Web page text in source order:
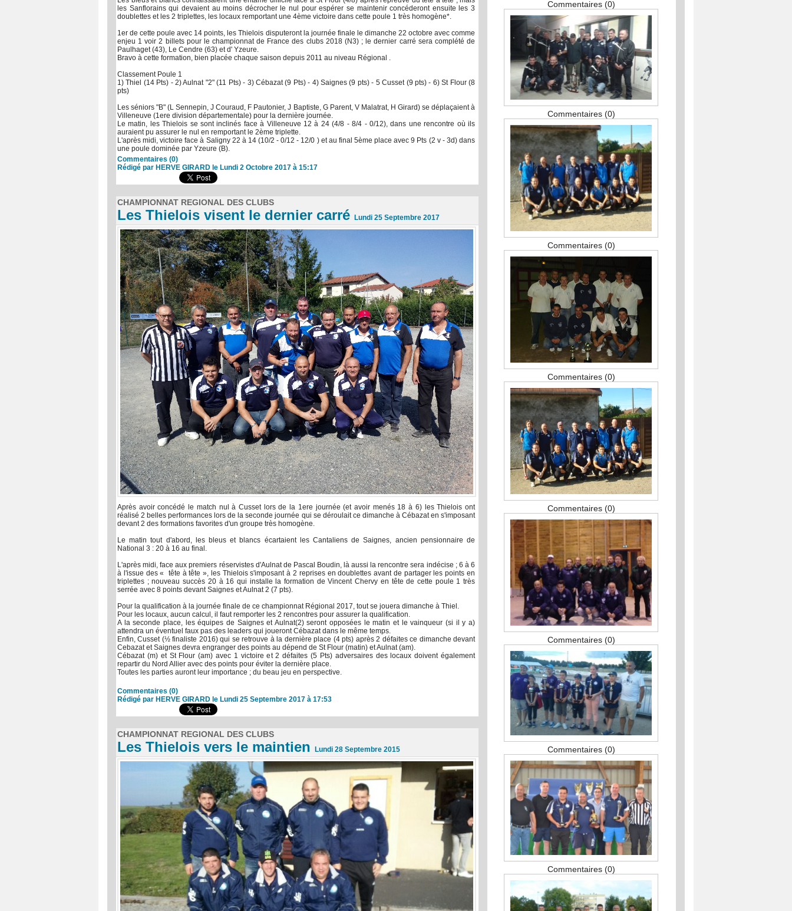
les Sanflorains qui devaient au moins décrocher le nul pour espérer se maintenir concéderont ensuite les 3
doublettes et les 2 triplettes, les locaux remportant une 4ème victoire dans cette poule 1 très homogène*.
1er de cette poule avec 14 points, les Thielois disputeront la journée finale le dimanche 22 octobre avec comme
enjeu 1 voir 2 billets pour le championnat de France des clubs 2018 (N3) ; le dernier carré sera complété de
Paulhaget (43), Le Cendre (63) et d' Yzeure.
Bravo à cette formation, bien placée chaque saison depuis 2011 au niveau Régional .
Classement Poule 1
1) Thiel (14 Pts) - 2) Aulnat "2" (11 Pts) - 3) Cébazat (9 Pts) - 4) Saignes (9 pts) - 5 Cusset (9 pts) - 6) St Flour (8
pts)
Les séniors "B" (L Sennepin, J Couraud, F Pautonier, J Baptiste, G Parent, V Malatrat, H Girard) se déplaçaient à
Villeneuve (1ere division départementale) pour la dernière journée.
Le matin, les Thielois se sont inclinés face à Villeneuve 12 à 24 (4/8 - 8/4 - 0/12), dans une rencontre où ils
auraient pu assurer le nul en remportant le 2ème triplette.
L'après midi, victoire face à Saligny 22 à 14 (10/2 - 0/12 - 12/0 ) et au final 5ème place avec 9 Pts (2 v - 3d) dans
une poule dominée par Yzeure (B).
Commentaires (0)
Rédigé par HERVE GIRARD le Lundi 2 Octobre 2017 à 15:17
CHAMPIONNAT REGIONAL DES CLUBS
Les Thielois visent le dernier carré Lundi 25 Septembre 2017
Après avoir concédé le match nul à Cusset lors de la 1ere journée (et avoir menés 18 à 6) les Thielois ont
réalisé 2 belles performances lors de la seconde journée qui se déroulait ce dimanche à Cébazat en s'imposant
devant 2 des formations favorites d'un groupe très homogène.
Le matin tout d'abord, les bleus et blancs écartaient les Cantaliens de Saignes, ancien pensionnaire de
National 3 : 20 à 16 au final.
L'après midi, face aux premiers réservistes d'Aulnat de Pascal Boudin, là aussi la rencontre sera indécise ; 6 à 6
à l'issue des « tête à tête », les Thielois s'imposant à 2 reprises en doublettes avant de partager les points en
triplettes ; nouveau succès 20 à 16 qui installe la formation de Vincent Chervy en tête de cette poule 1 très
serrée avec 8 points devant Saignes et Aulnat 2 (7 pts).
Pour la qualification à la journée finale de ce championnat Régional 2017, tout se jouera dimanche à Thiel.
Pour les locaux, aucun calcul, il faut remporter les 2 rencontres pour assurer la qualification.
A la seconde place, les équipes de Saignes et Aulnat(2) seront opposées le matin et le vainqueur (si il y a)
attendra un éventuel faux pas des leaders qui joueront Cébazat dans le même temps.
Enfin, Cusset (½ finaliste 2016) qui se retrouve à la dernière place (4 pts) après 2 défaites ce dimanche devant
Cebazat et Saignes devra engranger des points au dépend de St Flour (matin) et Aulnat (am).
Cébazat (m) et St Flour (am) avec 1 victoire et 2 défaites (5 Pts) adversaires des locaux doivent également
repartir du Nord Allier avec des points pour éviter la dernière place.
Toutes les parties auront leur importance ; du beau jeu en perspective.
Commentaires (0)
Rédigé par HERVE GIRARD le Lundi 25 Septembre 2017 à 17:53
CHAMPIONNAT REGIONAL DES CLUBS
Les Thielois vers le maintien Lundi 28 Septembre 2015
Commentaires (0)
Commentaires (0)
Commentaires (0)
Commentaires (0)
Commentaires (0)
Commentaires (0)
Commentaires (0)
Commentaires (0)